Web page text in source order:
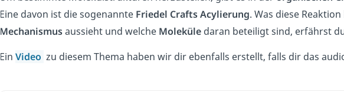
Eine davon ist die sogenannte Friedel CraftsAcylierung. Was diese
Mechanismusaussieht und welche Moleküle daran beteiligt sind, erfährst
Ein Video zu diesem Thema haben wir dir ebenfalls erstellt, falls dir das